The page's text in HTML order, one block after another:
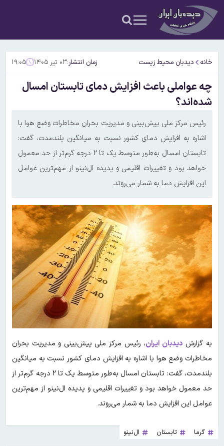
خانه دیدبان محیط زیست زمان انتشار:۰۳ تیر ۱۴۰۵ ۱۹:۰۵
چه عواملی باعث افزایش دمای تابستان امسال
شده‌اند؟
رئیس مرکز ملی پیش‌بینی و مدیریت بحران مخاطرات وضع هوا با
اشاره به افزایش دمای کشور نسبت به میانگین بلندمدت، گفت:
تابستان امسال به‌طور متوسط یک تا ۲ درجه گرم‌تر از حد معمول
خواهد بود و تغییرات اقلیمی و پدیده ال‌نینو از مهم‌ترین عوامل
این افزایش دما به شمار می‌روند.
به گزارش دیدبان ایران، رئیس مرکز ملی پیش‌بینی و مدیریت بحران
مخاطرات وضع هوا با اشاره به افزایش دمای کشور نسبت به میانگین
بلندمدت، گفت: تابستان امسال به‌طور متوسط یک تا ۲ درجه گرم‌تر از
حد معمول خواهد بود و تغییرات اقلیمی و پدیده ال‌نینو از مهم‌ترین
عوامل این افزایش دما به شمار می‌روند.
گرما تابستان ال‌نینو